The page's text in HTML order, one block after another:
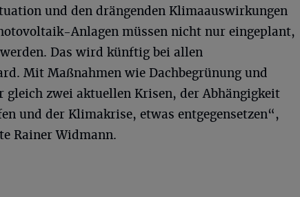
und den drängenden Klimaauswirkungen
Anlagen müssen nicht nur eingeplant,
Das wird künftig bei allen
Mit Maßnahmen wie Dachbegrünung und
zwei aktuellen Krisen, der Abhängigkeit
und der Klimakrise, etwas entgegensetzen“,
Rainer Widmann.